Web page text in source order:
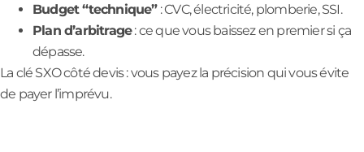
Budget “technique”: CVC, électricité, plomberie, SSI.
Plan d’arbitrage: ce que vous baissez en premier si ça
dépasse.
La clé SXO côté devis : vous payez la précision qui vous évite
de payer l’imprévu.